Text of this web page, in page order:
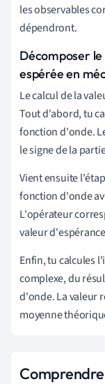
les observables
dépendront.
Décomposer le
espérée en
Le calcul de la
Tout d'abord, tu
fonction d'onde.
le signe de la
Vient ensuite
fonction d'onde
L'opérateur
valeur
Enfin, tu calcules
complexe, du
d'onde. La valeur
moyenne